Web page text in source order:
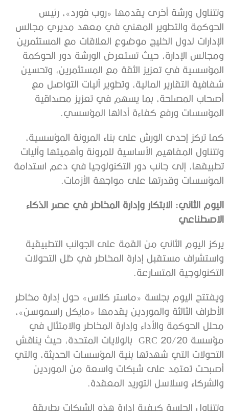
وتتناول ورشة أخرى يقدمها «روب فورد»، رئيس
الحوكمة والتطوير المهني في معهد مديري مجالس
الإدارات لدول الخليج موضوع العلاقات مع المستثمرين
ومجالس الإدارة، حيث تستعرض الورشة دور الحوكمة
المؤسسية في تعزيز الثقة مع المستثمرين، وتحسين
شفافية التقارير المالية، وتطوير آليات التواصل مع
أصحاب المصلحة، بما يسهم في تعزيز مصداقية
المؤسسات ورفع كفاءة أدائها المؤسسي.
كما تركز إحدى الورش على بناء المرونة المؤسسية،
وتتناول المفاهيم الأساسية للمرونة وأهميتها وآليات
تطبيقها، إلى جانب دور التكنولوجيا في دعم استدامة
المؤسسات وقدرتها على مواجهة الأزمات.
اليوم الثاني: الابتكار وإدارة المخاطر في عصر الذكاء
الاصطناعي
يركز اليوم الثاني من القمة على الجوانب التطبيقية
واستشراف مستقبل إدارة المخاطر في ظل التحولات
التكنولوجية المتسارعة.
ويفتتح اليوم بجلسة «ماستر كلاس» حول إدارة مخاطر
الأطراف الثالثة والموردين يقدمها «مايكل راسموسن»،
محلل الحوكمة والأداء وإدارة المخاطر والامتثال في
مؤسسة GRC 20/20 بالولايات المتحدة، حيث يناقش
التحولات التي شهدتها بنية المؤسسات الحديثة، والتي
أصبحت تعتمد على شبكات واسعة من الموردين
والشركاء وسلاسل التوريد المعقدة.
وتتناول الجلسة كيفية إدارة هذه الشبكات بطريقة